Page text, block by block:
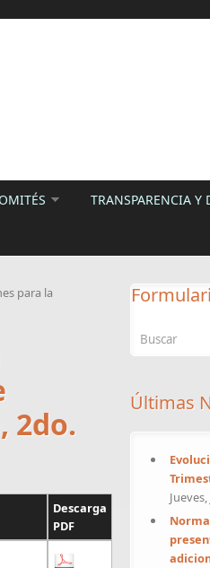
TRANSPARENCIA Y
para la
2do.
Descarga
PDF
Últimas